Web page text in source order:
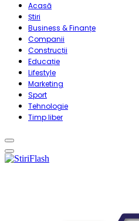
Acasă
Știri
Business & Finanțe
Companii
Construcții
Educație
Lifestyle
Marketing
Sport
Tehnologie
Timp liber